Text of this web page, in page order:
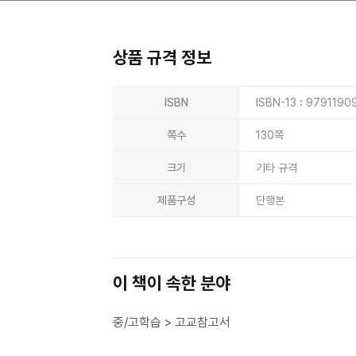
상품 규격 정보
ISBN ISBN-13 :
쪽수 130쪽
크기 기타 규격
제품구성 단행본
이 책이 속한 분야
중/고학습 > 고교참고서